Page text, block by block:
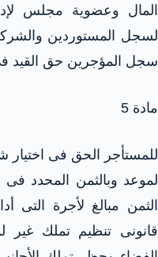
المال وعضوية مجلس
لسجل المستوردين
سجل المؤجرين حق القيد
مادة 5
للمستأجر الحق فى اختيار
لموعد وبالثمن المحدد
الثمن مبالغ لأجرة التى
قانونى تنظيم تملك غير